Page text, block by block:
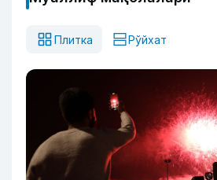
Плитка Рўйхат